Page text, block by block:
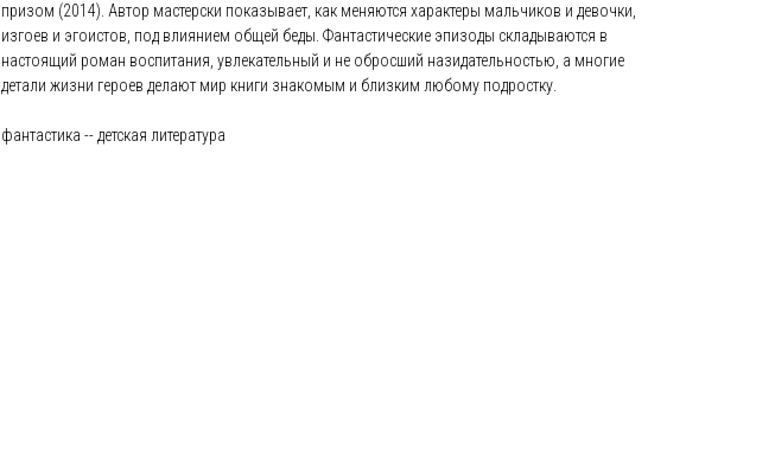
призом (2014). Автор мастерски показывает, как меняются характеры мальчиков и девочки,
изгоев и эгоистов, под влиянием общей беды. Фантастические эпизоды складываются в
настоящий роман воспитания, увлекательный и не обросший назидательностью, а многие
детали жизни героев делают мир книги знакомым и близким любому подростку.
фантастика -- детская литература